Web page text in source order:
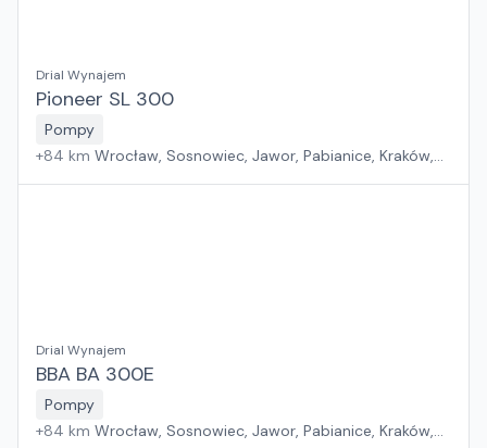
Drial Wynajem
Pioneer SL 300
Pompy
+84 km Wrocław, Sosnowiec, Jawor, Pabianice, Kraków,
Drial Wynajem
BBA BA 300E
Pompy
+84 km Wrocław, Sosnowiec, Jawor, Pabianice, Kraków,